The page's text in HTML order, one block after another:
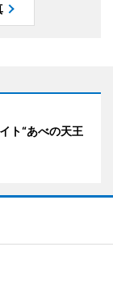
ト“あべの天王